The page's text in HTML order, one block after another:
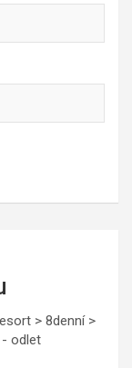
> 8denní >
- odlet